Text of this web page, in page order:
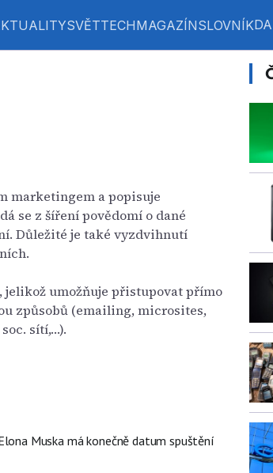
SVĚTTECHMAGAZÍNSLOVNÍK
marketingem a popisuje
se z šíření povědomí o dané
Důležité je také vyzdvihnutí
umožňuje přistupovat přímo
způsobů (emailing, microsites,
sítí,…).
Muska má konečně datum spuštění